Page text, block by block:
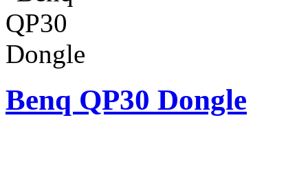
Benq QP30 Dongle